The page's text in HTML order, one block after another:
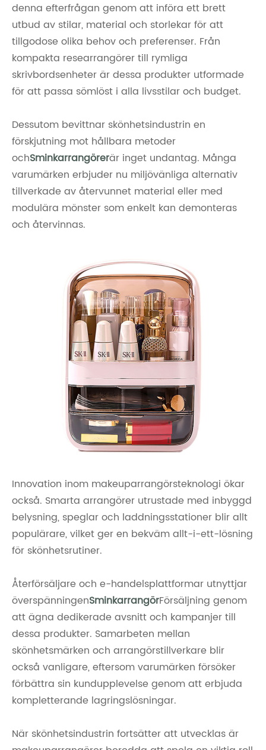
denna efterfrågan genom att införa ett brett
utbud av stilar, material och storlekar för att
tillgodose olika behov och preferenser. Från
kompakta researrangörer till rymliga
skrivbordsenheter är dessa produkter utformade
för att passa sömlöst i alla livsstilar och budget.
Dessutom bevittnar skönhetsindustrin en
förskjutning mot hållbara metoder
ochSminkarrangörerär inget undantag. Många
varumärken erbjuder nu miljövänliga alternativ
tillverkade av återvunnet material eller med
modulära mönster som enkelt kan demonteras
och återvinnas.
Innovation inom makeuparrangörsteknologi ökar
också. Smarta arrangörer utrustade med inbyggd
belysning, speglar och laddningsstationer blir allt
populärare, vilket ger en bekväm allt-i-ett-lösning
för skönhetsrutiner.
Återförsäljare och e-handelsplattformar utnyttjar
överspänningenSminkarrangörFörsäljning genom
att ägna dedikerade avsnitt och kampanjer till
dessa produkter. Samarbeten mellan
skönhetsmärken och arrangörstillverkare blir
också vanligare, eftersom varumärken försöker
förbättra sin kundupplevelse genom att erbjuda
kompletterande lagringslösningar.
När skönhetsindustrin fortsätter att utvecklas är